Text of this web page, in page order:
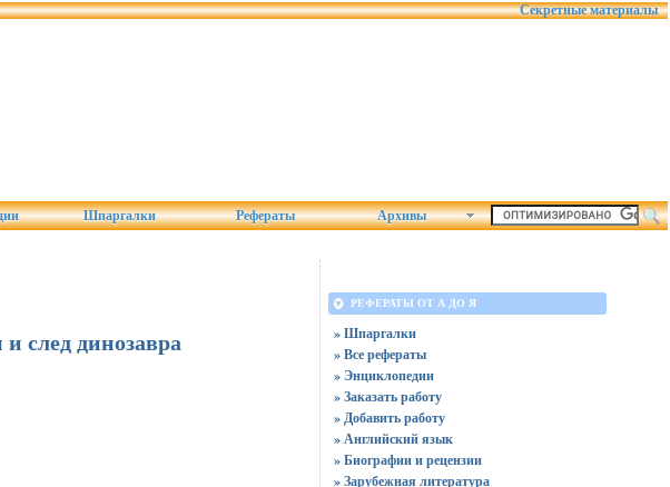
Секретные материалы
Шпаргалки Рефераты Архивы
след динозавра
РЕФЕРАТЫ ОТ А ДО Я
» Шпаргалки
» Все рефераты
» Энциклопедии
» Заказать работу
» Добавить работу
» Английский язык
» Биографии и рецензии
» Зарубежная литература